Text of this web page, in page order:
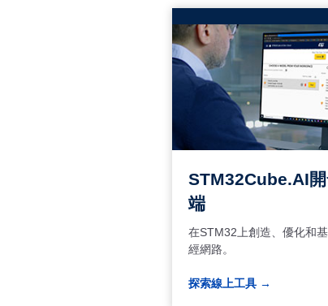
STM32Cube.AI
端
在STM32上創造、優化和
經網路。
探索線上工具 →